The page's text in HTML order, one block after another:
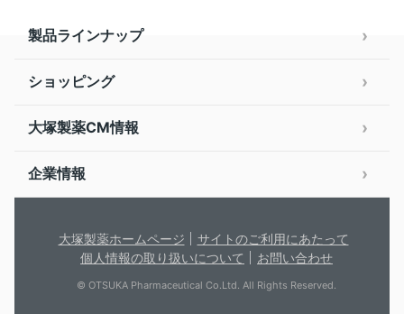
製品ラインナップ
ショッピング
大塚製薬CM情報
企業情報
大塚製薬ホームページ
サイトのご利用にあたって
個人情報の取り扱いについて
お問い合わせ
© OTSUKA Pharmaceutical Co.Ltd. All Rights Reserved.